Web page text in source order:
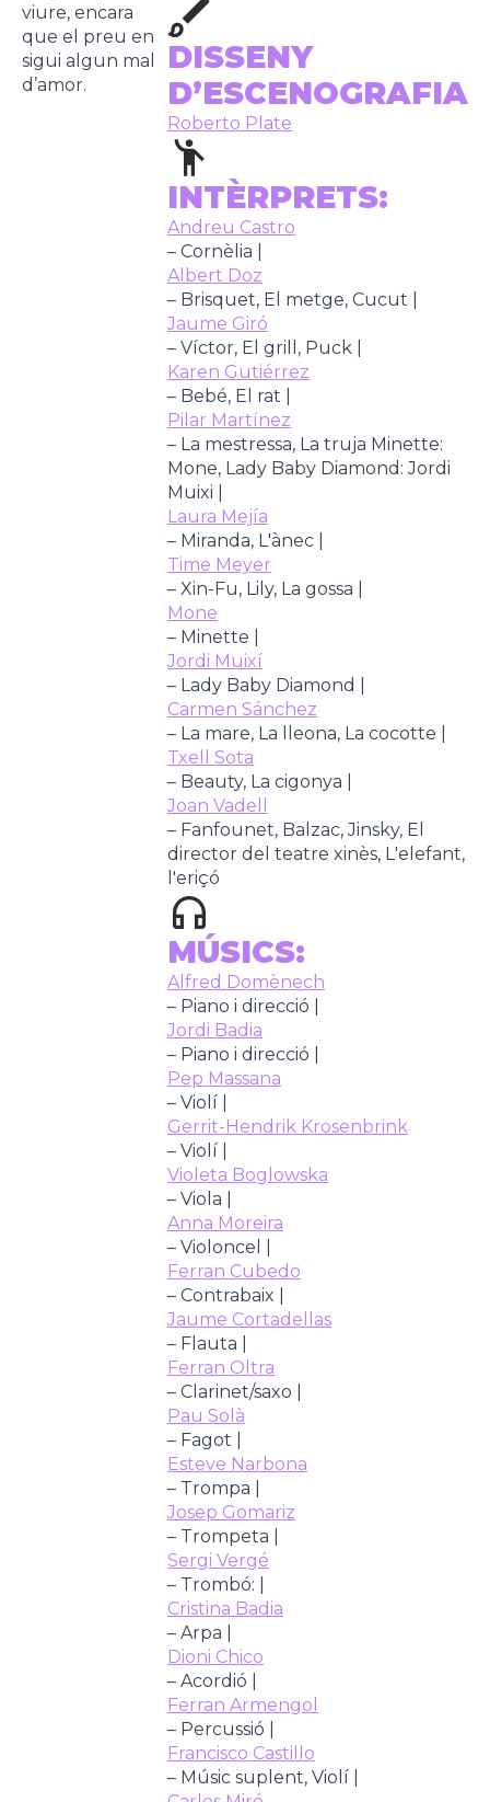
viure, encara
que el preu en
sigui algun mal
d’amor.
DISSENY
D’ESCENOGRAFIA
Roberto Plate
INTÈRPRETS:
Andreu Castro
– Cornèlia |
Albert Doz
– Brisquet, El metge, Cucut |
Jaume Giró
– Víctor, El grill, Puck |
Karen Gutiérrez
– Bebé, El rat |
Pilar Martínez
– La mestressa, La truja Minette:
Mone, Lady Baby Diamond: Jordi
Muixi |
Laura Mejía
– Miranda, L'ànec |
Time Meyer
– Xin-Fu, Lily, La gossa |
Mone
– Minette |
Jordi Muixí
– Lady Baby Diamond |
Carmen Sánchez
– La mare, La lleona, La cocotte |
Txell Sota
– Beauty, La cigonya |
Joan Vadell
– Fanfounet, Balzac, Jinsky, El
director del teatre xinès, L'elefant,
l'eriçó
MÚSICS:
Alfred Domènech
– Piano i direcció |
Jordi Badia
– Piano i direcció |
Pep Massana
– Violí |
Gerrit-Hendrik Krosenbrink
– Violí |
Violeta Boglowska
– Viola |
Anna Moreira
– Violoncel |
Ferran Cubedo
– Contrabaix |
Jaume Cortadellas
– Flauta |
Ferran Oltra
– Clarinet/saxo |
Pau Solà
– Fagot |
Esteve Narbona
– Trompa |
Josep Gomariz
– Trompeta |
Sergi Vergé
– Trombó: |
Cristina Badia
– Arpa |
Dioni Chico
– Acordió |
Ferran Armengol
– Percussió |
Francisco Castillo
– Músic suplent, Violí |